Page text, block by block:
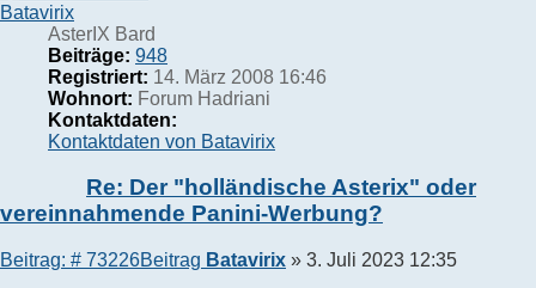
Batavirix
AsterIX Bard
Beiträge: 948
Registriert: 14. März 2008 16:46
Wohnort: Forum Hadriani
Kontaktdaten:
Kontaktdaten von Batavirix
Re: Der "holländische Asterix" oder
vereinnahmende Panini-Werbung?
Beitrag: # 73226Beitrag Batavirix » 3. Juli 2023 12:35